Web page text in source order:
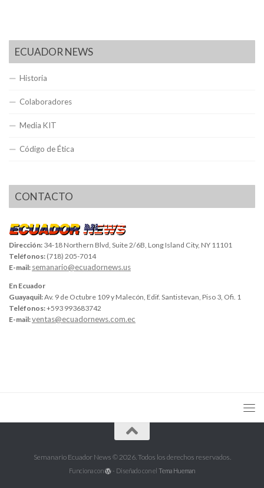
ECUADOR NEWS
Historia
Colaboradores
Media KIT
Código de Ética
CONTACTO
Dirección: 34-18 Northern Blvd, Suite 2/6B, Long Island City, NY 11101
Teléfonos: (718) 205-7014
E-mail: semanario@ecuadornews.us
En Ecuador
Guayaquil:Av. 9 de Octubre 109 y Malecón, Edif. Santistevan, Piso 3, Ofi. 1
Teléfonos:+593 993683742
E-mail:ventas@ecuadornews.com.ec
Semanario Ecuador News © 2026. Todos los derechos reservados.
Funciona con - Diseñado con el Tema Hueman